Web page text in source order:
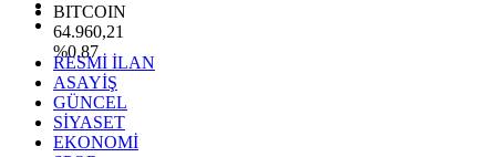
BITCOIN
64.960,21
%0.87
RESMİ İLAN
ASAYİŞ
GÜNCEL
SİYASET
EKONOMİ